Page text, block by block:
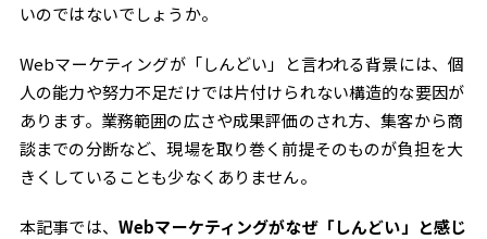
いのではないでしょうか。
Webマーケティングが「しんどい」と言われる背景には、個
人の能力や努力不足だけでは片付けられない構造的な要因が
あります。業務範囲の広さや成果評価のされ方、集客から商
談までの分断など、現場を取り巻く前提そのものが負担を大
きくしていることも少なくありません。
本記事では、 Webマーケティングがなぜ「しんどい」と感じ